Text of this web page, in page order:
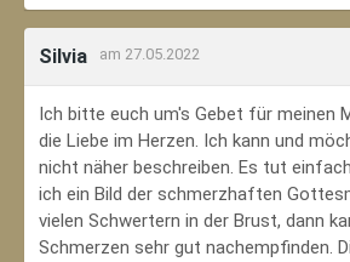
Silvia am 27.05.2022
Ich bitte euch um's Gebet für meinen
die Liebe im Herzen. Ich kann und
nicht näher beschreiben. Es tut
ich ein Bild der schmerzhaften
vielen Schwertern in der Brust, dann
Schmerzen sehr gut nachempfinden.